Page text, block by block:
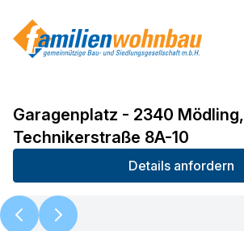
Garagenplatz - 2340 Mödling,
Technikerstraße 8A-10
Details anfordern